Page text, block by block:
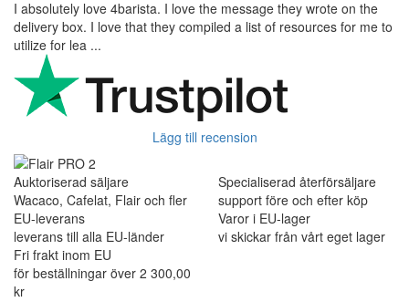
I absolutely love 4barista. I love the message they wrote on the
delivery box. I love that they compiled a list of resources for me to
utilize for lea ...
Lägg till recension
Auktoriserad säljare
Wacaco, Cafelat, Flair och fler
Specialiserad återförsäljare
support före och efter köp
EU-leverans
leverans till alla EU-länder
Varor i EU-lager
vi skickar från vårt eget lager
Fri frakt inom EU
för beställningar över 2 300,00
kr